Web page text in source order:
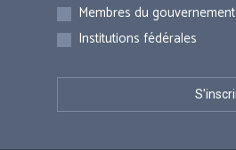
Membres du gouvernement
Institutions fédérales